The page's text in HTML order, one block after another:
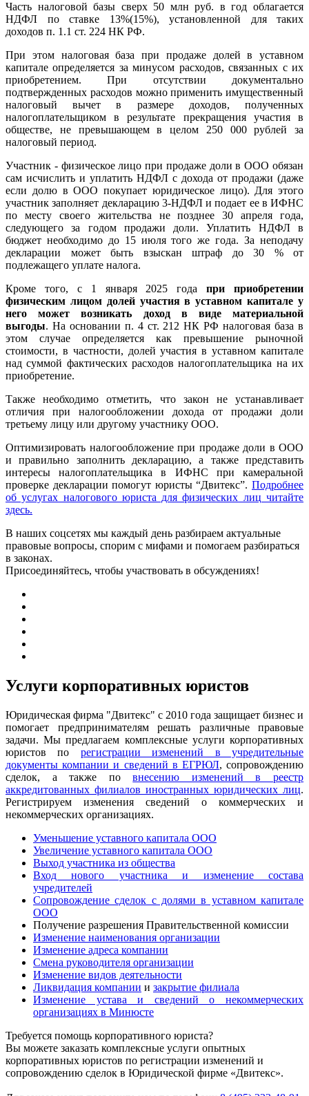
Часть налоговой базы сверх 50 млн руб. в год облагается
НДФЛ по ставке 13%(15%), установленной для таких
доходов п. 1.1 ст. 224 НК РФ.
При этом налоговая база при продаже долей в уставном
капитале определяется за минусом расходов, связанных с их
приобретением. При отсутствии документально
подтвержденных расходов можно применить имущественный
налоговый вычет в размере доходов, полученных
налогоплательщиком в результате прекращения участия в
обществе, не превышающем в целом 250 000 рублей за
налоговый период.
Участник - физическое лицо при продаже доли в ООО обязан
сам исчислить и уплатить НДФЛ с дохода от продажи (даже
если долю в ООО покупает юридическое лицо). Для этого
участник заполняет декларацию 3-НДФЛ и подает ее в ИФНС
по месту своего жительства не позднее 30 апреля года,
следующего за годом продажи доли. Уплатить НДФЛ в
бюджет необходимо до 15 июля того же года. За неподачу
декларации может быть взыскан штраф до 30 % от
подлежащего уплате налога.
Кроме того, с 1 января 2025 годапри приобретении
физическим лицом долей участия в уставном капитале у
него может возникать доход в виде материальной
выгоды. На основании п. 4 ст. 212 НК РФ налоговая база в
этом случае определяется как превышение рыночной
стоимости, в частности, долей участия в уставном капитале
над суммой фактических расходов налогоплательщика на их
приобретение.
Также необходимо отметить, что закон не устанавливает
отличия при налогообложении дохода от продажи доли
третьему лицу или другому участнику ООО.
Оптимизировать налогообложение при продаже доли в ООО
и правильно заполнить декларацию, а также представить
интересы налогоплательщика в ИФНС при камеральной
проверке декларации помогут юристы “Двитекс”. Подробнее
об услугах налогового юриста для физических лиц читайте
здесь.
В наших соцсетях мы каждый день разбираем актуальные
правовые вопросы, спорим с мифами и помогаем разбираться
в законах.
Присоединяйтесь, чтобы участвовать в обсуждениях!
Услуги корпоративных юристов
Юридическая фирма "Двитекс" с 2010 года защищает бизнес и
помогает предпринимателям решать различные правовые
задачи. Мы предлагаем комплексные услуги корпоративных
юристов по регистрации изменений в учредительные
документы компании и сведений в ЕГРЮЛ, сопровождению
сделок, а также повнесению изменений в реестр
аккредитованных филиалов иностранных юридических лиц.
Регистрируем изменения сведений о коммерческих и
некоммерческих организациях.
Уменьшение уставного капитала ООО
Увеличение уставного капитала ООО
Выход участника из общества
Вход нового участника и изменение состава
учредителей
Сопровождение сделок с долями в уставном капитале
ООО
Получение разрешения Правительственной комиссии
Изменение наименования организации
Изменение адреса компании
Смена руководителя организации
Изменение видов деятельности
Ликвидация компании и закрытие филиала
Изменение устава и сведений о некоммерческих
организациях в Минюсте
Требуется помощь корпоративного юриста?
Вы можете заказать комплексные услуги опытных
корпоративных юристов по регистрации изменений и
сопровождению сделок в Юридической фирме «Двитекс».